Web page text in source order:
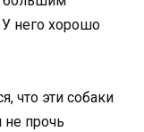
него хорошо
что эти собаки
прочь